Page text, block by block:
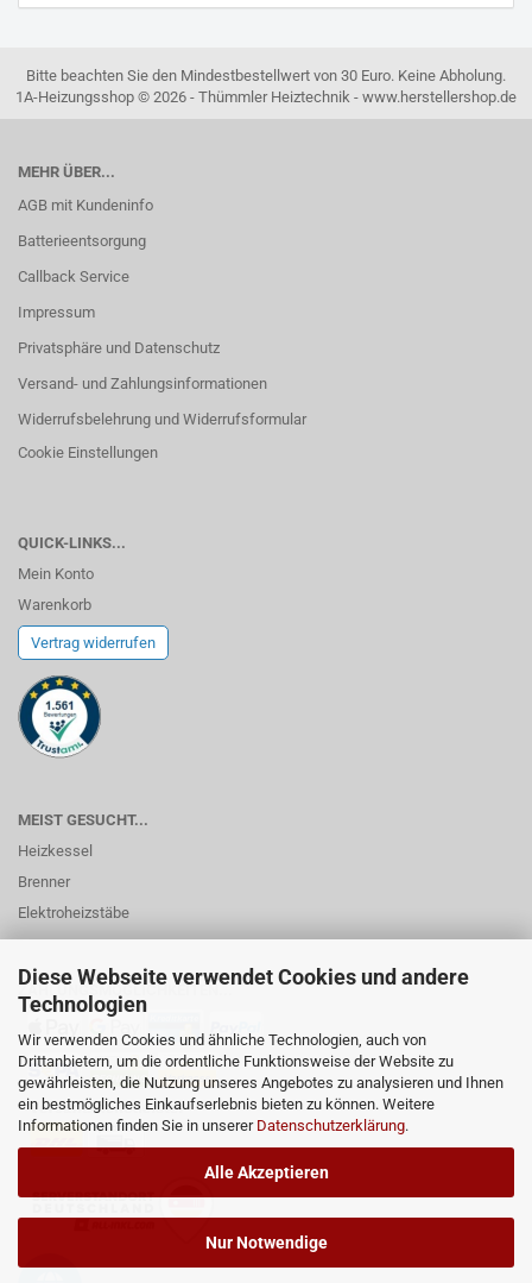
Diese Webseite verwendet Cookies und andere
Technologien
Wir verwenden Cookies und ähnliche Technologien, auch von
Drittanbietern, um die ordentliche Funktionsweise der Website zu
gewährleisten, die Nutzung unseres Angebotes zu analysieren und Ihnen
ein bestmögliches Einkaufserlebnis bieten zu können. Weitere
Informationen finden Sie in unserer Datenschutzerklärung.
Alle Akzeptieren
Nur Notwendige
Bitte beachten Sie den Mindestbestellwert von 30 Euro. Keine Abholung.
1A-Heizungsshop © 2026 - Thümmler Heiztechnik - www.herstellershop.de
MEHR ÜBER...
AGB mit Kundeninfo
Batterieentsorgung
Callback Service
Impressum
Privatsphäre und Datenschutz
Versand- und Zahlungsinformationen
Widerrufsbelehrung und Widerrufsformular
Cookie Einstellungen
QUICK-LINKS...
Mein Konto
Warenkorb
Vertrag widerrufen
MEIST GESUCHT...
Heizkessel
Brenner
Elektroheizstäbe
ZAHLUNGSMÖGLICHKEITEN...